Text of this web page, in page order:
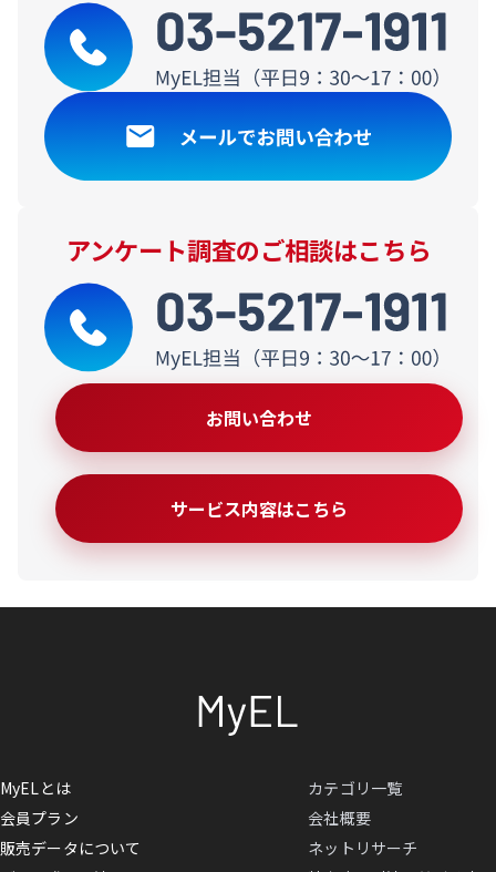
アンケート調査のご相談はこちら
お問い合わせ
サービス内容はこちら
MyELとは
会員プラン
販売データについて
カテゴリ一覧
会社概要
ネットリサーチ